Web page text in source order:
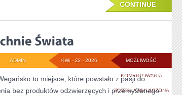
CONTINUE
MOŻLIWOŚĆ
KOMENTOWANIA
ŚWIATA
ZOSTAŁA WYŁĄCZONA
KWI - 22 - 2026
ADMIN
to miejsce, które powstało z pasji do
bez produktów odzwierzęcych i przemyślanego